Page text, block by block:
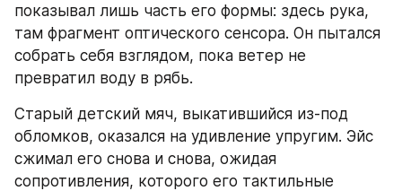
показывал лишь часть его формы: здесь рука,
там фрагмент оптического сенсора. Он пытался
собрать себя взглядом, пока ветер не
превратил воду в рябь.
Старый детский мяч, выкатившийся из-под
обломков, оказался на удивление упругим. Эйс
сжимал его снова и снова, ожидая
сопротивления, которого его тактильные